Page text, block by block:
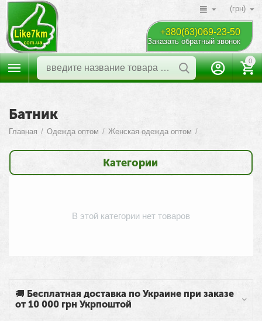
(грн)
+380(63)069-23-50
Заказать обратный звонок
0
Батник
Главная / Одежда оптом / Женская одежда оптом /
Категории
🚚 Бесплатная доставка по Украине при заказе
от 10 000 грн Укрпоштой
В этой категории нет товаров